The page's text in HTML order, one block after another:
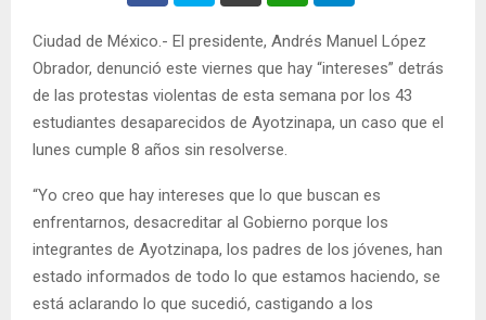
Ciudad de México.- El presidente, Andrés Manuel López
Obrador, denunció este viernes que hay “intereses” detrás
de las protestas violentas de esta semana por los 43
estudiantes desaparecidos de Ayotzinapa, un caso que el
lunes cumple 8 años sin resolverse.
“Yo creo que hay intereses que lo que buscan es
enfrentarnos, desacreditar al Gobierno porque los
integrantes de Ayotzinapa, los padres de los jóvenes, han
estado informados de todo lo que estamos haciendo, se
está aclarando lo que sucedió, castigando a los